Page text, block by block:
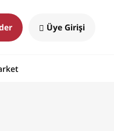
Üye Girişi